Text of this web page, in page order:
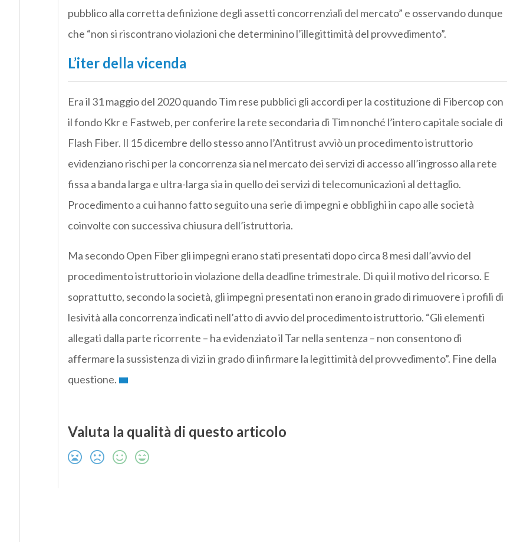
pubblico alla corretta definizione degli assetti concorrenziali del mercato” e osservando dunque
che “non si riscontrano violazioni che determinino l’illegittimità del provvedimento”.
L’iter della vicenda
Era il 31 maggio del 2020 quando Tim rese pubblici gli accordi per la costituzione di Fibercop con
il fondo Kkr e Fastweb, per conferire la rete secondaria di Tim nonché l’intero capitale sociale di
Flash Fiber. Il 15 dicembre dello stesso anno l’Antitrust avviò un procedimento istruttorio
evidenziano rischi per la concorrenza sia nel mercato dei servizi di accesso all’ingrosso alla rete
fissa a banda larga e ultra-larga sia in quello dei servizi di telecomunicazioni al dettaglio.
Procedimento a cui hanno fatto seguito una serie di impegni e obblighi in capo alle società
coinvolte con successiva chiusura dell’istruttoria.
Ma secondo Open Fiber gli impegni erano stati presentati dopo circa 8 mesi dall’avvio del
procedimento istruttorio in violazione della deadline trimestrale. Di qui il motivo del ricorso. E
soprattutto, secondo la società, gli impegni presentati non erano in grado di rimuovere i profili di
lesività alla concorrenza indicati nell’atto di avvio del procedimento istruttorio. “Gli elementi
allegati dalla parte ricorrente – ha evidenziato il Tar nella sentenza – non consentono di
affermare la sussistenza di vizi in grado di infirmare la legittimità del provvedimento”. Fine della
questione.
Valuta la qualità di questo articolo